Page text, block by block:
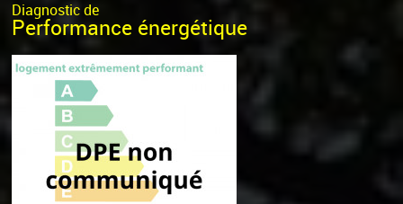
Diagnostic de
Performance énergétique